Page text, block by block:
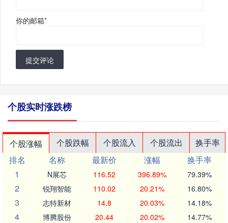
你的邮箱*
提交评论
个股实时涨跌榜
个股涨幅 个股跌幅 个股流入 个股流出
换手率
排名
名称 最新价 涨幅
换手率
1
N展芯 116.52 396.89% 79.39%
2 锐翔智能 110.02 20.21% 16.80%
3 志特新材 14.8 20.03% 14.18%
4 博腾股份 20.44 20.02% 14.77%